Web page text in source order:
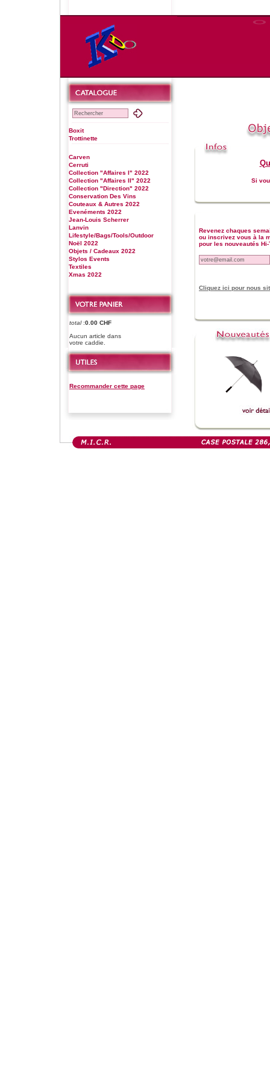
Boxit
Trottinette
Carven
Cerruti
Collection "Affaires I" 2022
Collection "Affaires II" 2022
Collection "Direction" 2022
Conservation Des Vins
Couteaux & Autres 2022
Evenéments 2022
Jean-Louis Scherrer
Lanvin
Lifestyle/Bags/Tools/Outdoor
Noël 2022
Objets / Cadeaux 2022
Stylos Events
Textiles
Xmas 2022
total:0.00 CHF
Aucun article dans
votre caddie.
Recommander cette page
Si
Revenez chaques
ou inscrivez vous à la
pour les nouveautés
Cliquez ici pour nous